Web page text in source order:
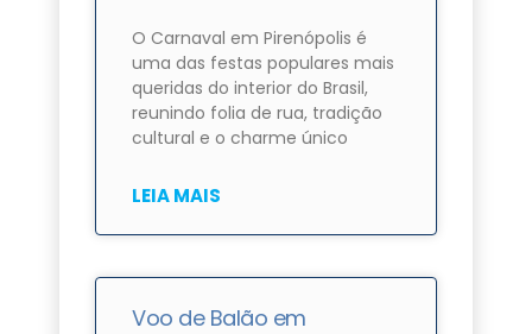
O Carnaval em Pirenópolis é
uma das festas populares mais
queridas do interior do Brasil,
reunindo folia de rua, tradição
cultural e o charme único
LEIA MAIS
Voo de Balão em